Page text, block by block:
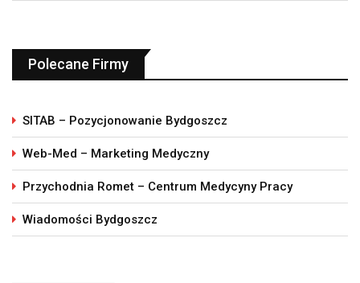
Polecane Firmy
SITAB – Pozycjonowanie Bydgoszcz
Web-Med – Marketing Medyczny
Przychodnia Romet – Centrum Medycyny Pracy
Wiadomości Bydgoszcz